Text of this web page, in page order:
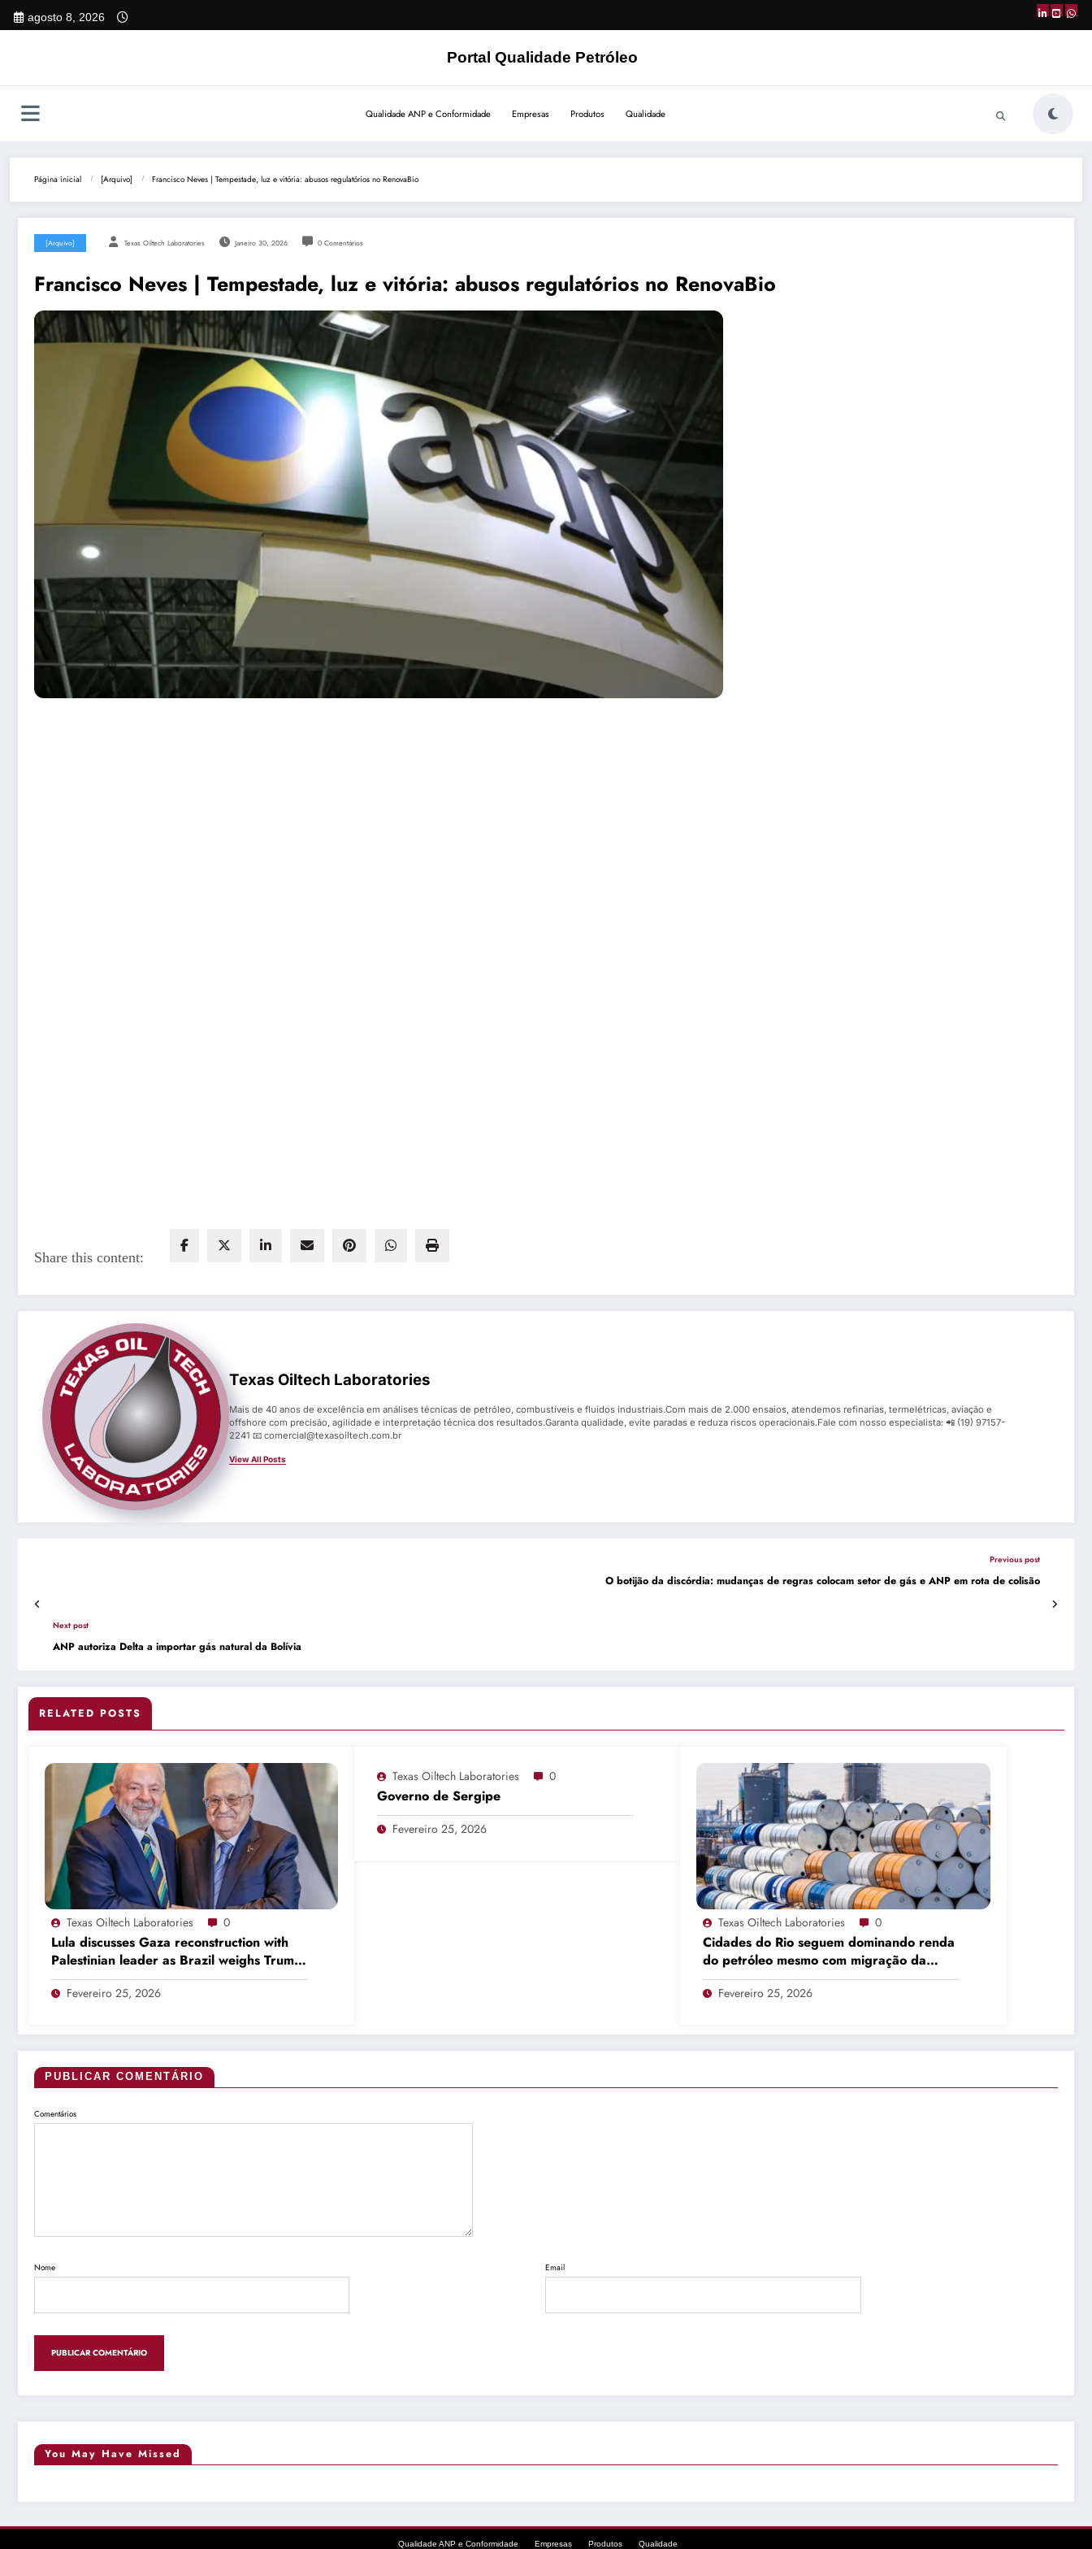
para
o
agosto 8, 2026
Portal Qualidade Petróleo
Qualidade ANP e Conformidade Empresas Produtos Qualidade
Página inicial [Arquivo] Francisco Neves | Tempestade, luz e vitória: abusos regulatórios no RenovaBio
[Arquivo] Texas Oiltech Laboratories Janeiro 30, 2026 0 Comentários
Francisco Neves | Tempestade, luz e vitória: abusos regulatórios no RenovaBio
Share this content:
Texas Oiltech Laboratories
Mais de 40 anos de excelência em análises técnicas de petróleo, combustíveis e fluidos industriais.Com mais de 2.000 ensaios, atendemos refinarias, termelétricas, aviação e
offshore com precisão, agilidade e interpretação técnica dos resultados.Garanta qualidade, evite paradas e reduza riscos operacionais.Fale com nosso especialista: 📲 (19) 97157-
2241 📧 comercial@texasoiltech.com.br
View All Posts
Previous post
O botijão da discórdia: mudanças de regras colocam setor de gás e ANP em rota de colisão
Next post
ANP autoriza Delta a importar gás natural da Bolívia
RELATED POSTS
Texas Oiltech Laboratories 0
Lula discusses Gaza reconstruction with
Palestinian leader as Brazil weighs Trump
invitation
Fevereiro 25, 2026
Texas Oiltech Laboratories 0
Governo de Sergipe
Fevereiro 25, 2026
Texas Oiltech Laboratories 0
Cidades do Rio seguem dominando renda
do petróleo mesmo com migração da
produção
Fevereiro 25, 2026
PUBLICAR COMENTÁRIO
Comentários
Nome Email
You May Have Missed
Qualidade ANP e Conformidade Empresas Produtos Qualidade